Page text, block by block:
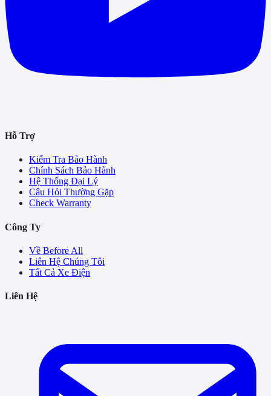
Hỗ Trợ
Kiểm Tra Bảo Hành
Chính Sách Bảo Hành
Hệ Thống Đại Lý
Câu Hỏi Thường Gặp
Check Warranty
Công Ty
Về Before All
Liên Hệ Chúng Tôi
Tất Cả Xe Điện
Liên Hệ